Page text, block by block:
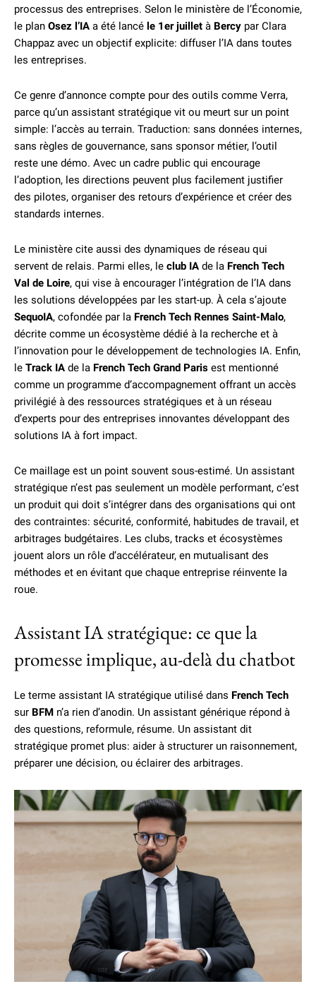
processus des entreprises. Selon le ministère de l’Économie,
le plan Osez l’IA a été lancé le 1er juillet à Bercy par Clara
Chappaz avec un objectif explicite: diffuser l’IA dans toutes
les entreprises.
Ce genre d’annonce compte pour des outils comme Verra,
parce qu’un assistant stratégique vit ou meurt sur un point
simple: l’accès au terrain. Traduction: sans données internes,
sans règles de gouvernance, sans sponsor métier, l’outil
reste une démo. Avec un cadre public qui encourage
l’adoption, les directions peuvent plus facilement justifier
des pilotes, organiser des retours d’expérience et créer des
standards internes.
Le ministère cite aussi des dynamiques de réseau qui
servent de relais. Parmi elles, le club IA de la French Tech
Val de Loire, qui vise à encourager l’intégration de l’IA dans
les solutions développées par les start-up. À cela s’ajoute
SequoIA, cofondée par la French Tech Rennes Saint-Malo,
décrite comme un écosystème dédié à la recherche et à
l’innovation pour le développement de technologies IA. Enfin,
le Track IA de la French Tech Grand Paris est mentionné
comme un programme d’accompagnement offrant un accès
privilégié à des ressources stratégiques et à un réseau
d’experts pour des entreprises innovantes développant des
solutions IA à fort impact.
Ce maillage est un point souvent sous-estimé. Un assistant
stratégique n’est pas seulement un modèle performant, c’est
un produit qui doit s’intégrer dans des organisations qui ont
des contraintes: sécurité, conformité, habitudes de travail, et
arbitrages budgétaires. Les clubs, tracks et écosystèmes
jouent alors un rôle d’accélérateur, en mutualisant des
méthodes et en évitant que chaque entreprise réinvente la
roue.
Assistant IA stratégique: ce que la
promesse implique, au-delà du chatbot
Le terme assistant IA stratégique utilisé dans French Tech
sur BFM n’a rien d’anodin. Un assistant générique répond à
des questions, reformule, résume. Un assistant dit
stratégique promet plus: aider à structurer un raisonnement,
préparer une décision, ou éclairer des arbitrages.